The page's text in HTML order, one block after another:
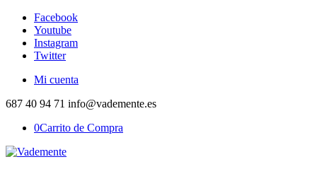
Facebook
Youtube
Instagram
Twitter
Mi cuenta
687 40 94 71 info@vademente.es
0Carrito de Compra